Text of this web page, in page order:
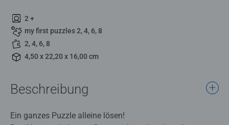
2 +
my first puzzles 2, 4, 6, 8
2, 4, 6, 8
4,50 x 22,20 x 16,00 cm
Beschreibung
Ein ganzes Puzzle alleine lösen!